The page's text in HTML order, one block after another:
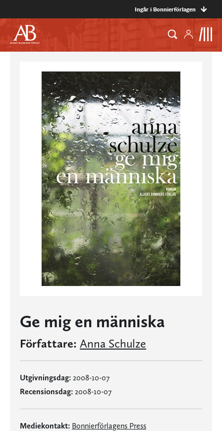
Ingår i Bonnierförlagen
Ge mig en människa
Författare: Anna Schulze
Utgivningsdag: 2008-10-07
Recensionsdag: 2008-10-07
Mediekontakt: Bonnierförlagens Press